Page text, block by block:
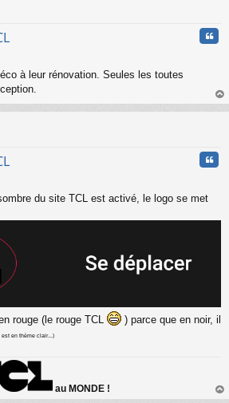
à leur rénovation. Seules les toutes
au
du site TCL est activé, le logo se met
rouge (le rouge TCL
) parce que en noir, il
en thème clair...)
au MONDE !